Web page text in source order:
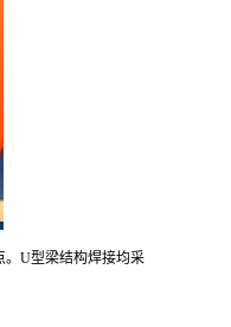
。U型梁结构焊接均采